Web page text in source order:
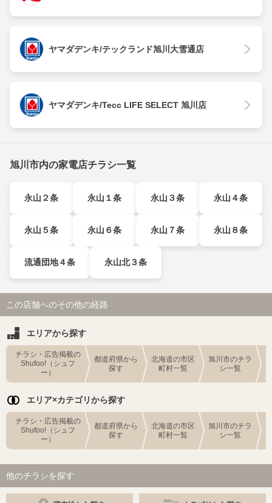
ヤマダデンキ/テックランド旭川大雪通店
ヤマダデンキ/Tecc LIFE SELECT 旭川店
旭川市内の家電店チラシ一覧
永山２条 永山１条 永山３条 永山４条
永山５条 永山６条 永山７条 永山８条
流通団地４条 永山北３条
この店舗へのその他の経路
エリアから探す
チラシ・広告掲載の
Shufoo!（シュフ
ー）
都道府県から
探す
北海道の市区
町村一覧
旭川市のチラ
シ一覧
エリア×カテゴリから探す
チラシ・広告掲載の
Shufoo!（シュフ
ー）
都道府県から
探す
北海道の市区
町村一覧
旭川市のチラ
シ一覧
他のチラシを探す